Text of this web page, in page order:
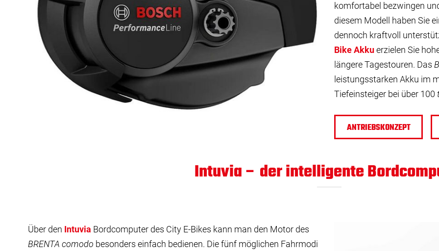
komfortabel bezwingen
diesem Modell haben Sie
dennoch kraftvoll
Bike Akkuerzielen Sie
längere Tagestouren. Das
leistungsstarken Akku im
Tiefeinsteiger bei über 100
ANTRIEBSKONZEPT
Intuvia – der intelligente
Über den Intuvia Bordcomputer des City E-Bikes kann man den Motor des
BRENTA comodo besonders einfach bedienen. Die fünf möglichen Fahrmodi